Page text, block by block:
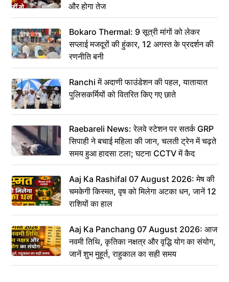
और होगा तेज
Bokaro Thermal: 9 सूत्री मांगों को लेकर
सप्लाई मजदूरों की हुंकार, 12 अगस्त के प्रदर्शन की
रणनीति बनी
Ranchi में अदाणी फाउंडेशन की पहल, यातायात
पुलिसकर्मियों को वितरित किए गए छाते
Raebareli News: रेलवे स्टेशन पर सतर्क GRP
सिपाही ने बचाई महिला की जान, चलती ट्रेन में चढ़ते
समय हुआ हादसा टला; घटना CCTV में कैद
Aaj Ka Rashifal 07 August 2026: मेष की
चमकेगी किस्मत, वृष को मिलेगा अटका धन, जानें 12
राशियों का हाल
Aaj Ka Panchang 07 August 2026: आज
नवमी तिथि, कृतिका नक्षत्र और वृद्धि योग का संयोग,
जानें शुभ मुहूर्त, राहुकाल का सही समय